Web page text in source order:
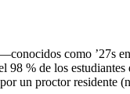
como ’27s
98 % de los
un proctor residente